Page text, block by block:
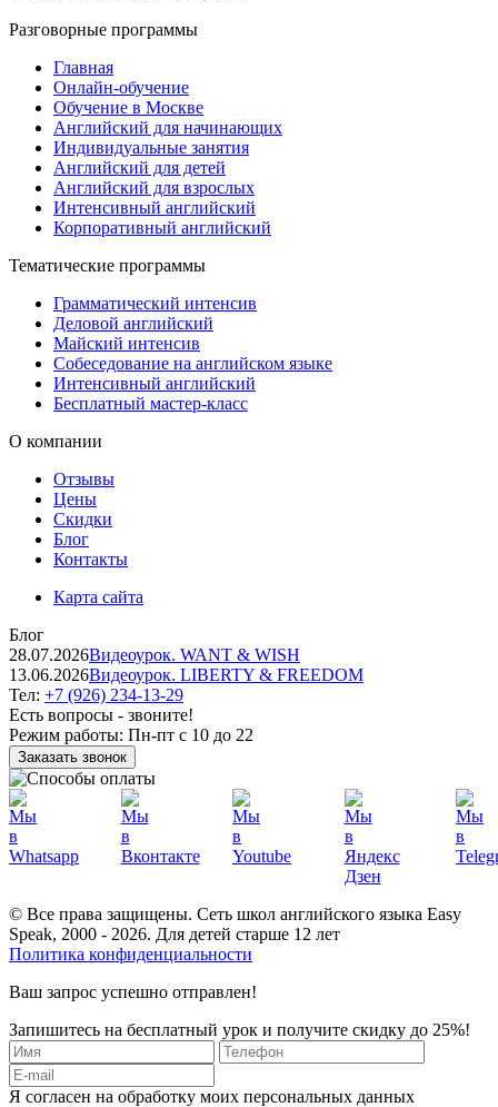
Разговорные программы
Главная
Онлайн-обучение
Обучение в Москве
Английский для начинающих
Индивидуальные занятия
Английский для детей
Английский для взрослых
Интенсивный английский
Корпоративный английский
Тематические программы
Грамматический интенсив
Деловой английский
Майский интенсив
Собеседование на английском языке
Интенсивный английский
Бесплатный мастер-класс
О компании
Отзывы
Цены
Скидки
Блог
Контакты
Карта сайта
Блог
28.07.2026Видеоурок. WANT & WISH
13.06.2026Видеоурок. LIBERTY & FREEDOM
Тел: +7 (926) 234-13-29
Есть вопросы - звоните!
Режим работы: Пн-пт с 10 до 22
Заказать звонок
© Все права защищены. Сеть школ английского языка Easy
Speak, 2000 - 2026. Для детей старше 12 лет
Политика конфиденциальности
Ваш запрос успешно отправлен!
Запишитесь на бесплатный урок и получите скидку до 25%!
Я согласен на обработку моих персональных данных